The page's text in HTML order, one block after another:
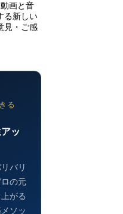
画と音
る新しい
見・ご感
る
ッ
バリ
の元
がる
ソッ